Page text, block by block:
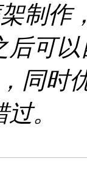
制作
后可
同时
。